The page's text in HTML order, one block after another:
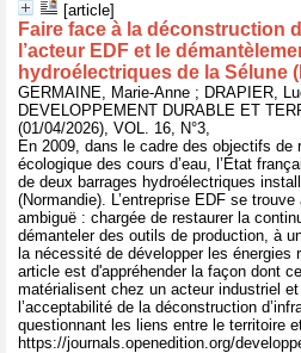
[article]
Faire face à la déconstruction
l’acteur EDF et le
hydroélectriques de la Sélune
GERMAINE, Marie-Anne ; DRAPIER,
DEVELOPPEMENT DURABLE ET
(01/04/2026), VOL. 16, N°3,
En 2009, dans le cadre des objectifs de
écologique des cours d’eau, l’État
de deux barrages hydroélectriques
(Normandie). L’entreprise EDF se
ambiguë : chargée de restaurer la
démanteler des outils de production, à
la nécessité de développer les énergies
article est d'appréhender la façon dont
matérialisent chez un acteur industriel et
l’acceptabilité de la déconstruction
questionnant les liens entre le territoire
https://journals.openedition.org/